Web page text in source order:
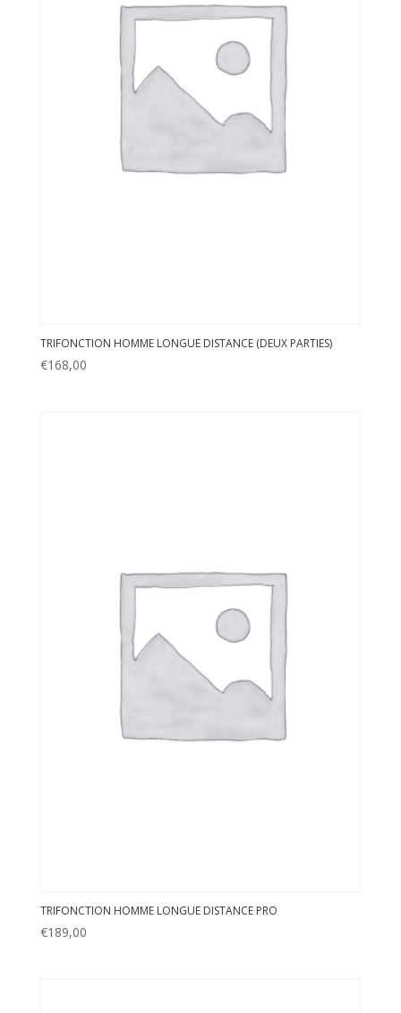
TRIFONCTION HOMME LONGUE DISTANCE (DEUX PARTIES)
€168,00
TRIFONCTION HOMME LONGUE DISTANCE PRO
€189,00